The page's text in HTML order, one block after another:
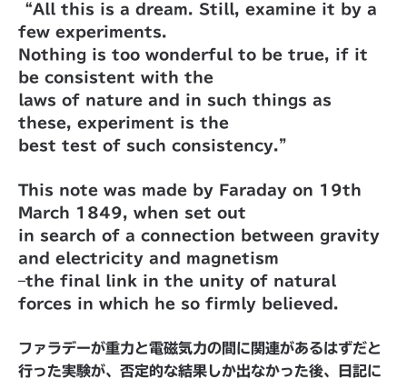
“All this is a dream. Still, examine it by a
few experiments.
Nothing is too wonderful to be true, if it
be consistent with the
laws of nature and in such things as
these, experiment is the
best test of such consistency.”
This note was made by Faraday on 19th
March 1849, when set out
in search of a connection between gravity
and electricity and magnetism
–the final link in the unity of natural
forces in which he so firmly believed.
ファラデーが重力と電磁気力の間に関連があるはずだと
行った実験が、否定的な結果しか出なかった後、日記に